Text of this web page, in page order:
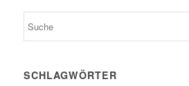
SCHLAGWÖRTER